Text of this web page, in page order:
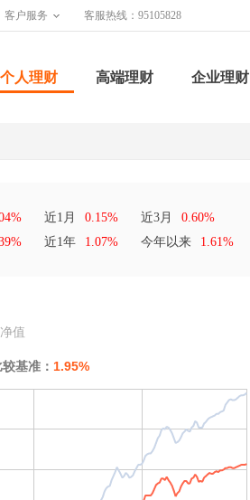
客户服务 客服热线：95105828
个人理财 高端理财 企业理财
近1月 0.15% 近3月
0.60%
近1年 1.07% 今年以来 1.61%
值
基准： 1.95%